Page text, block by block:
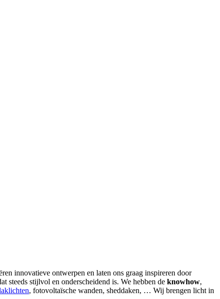
innovatieve ontwerpen en laten ons graag inspireren door
steeds stijlvol en onderscheidend is. We hebben de knowhow,
, fotovoltaïsche wanden, sheddaken, … Wij brengen licht in